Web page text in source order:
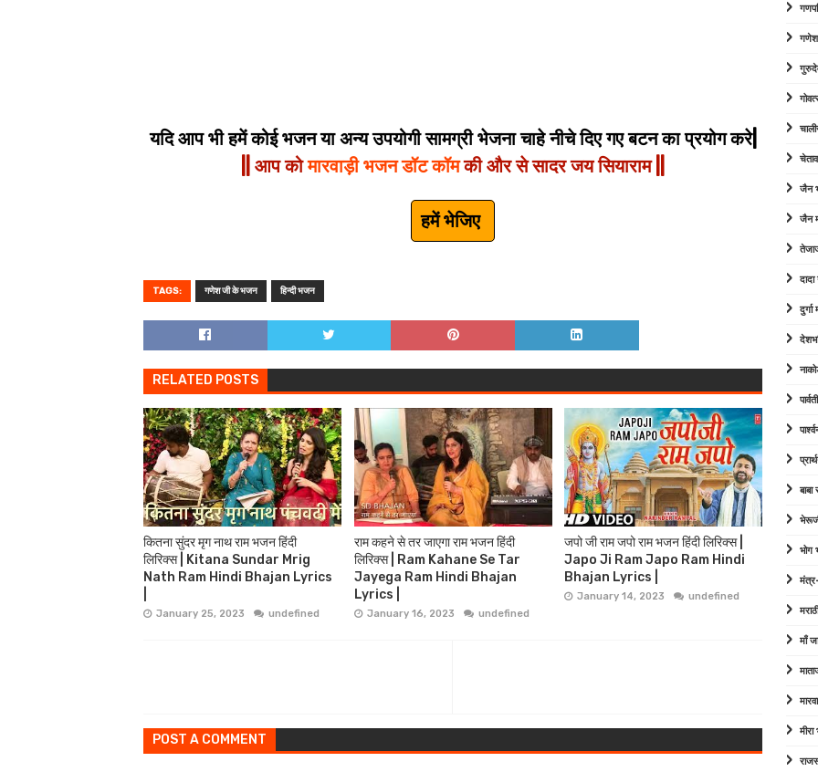
यदि आप भी हमें कोई भजन या अन्य उपयोगी सामग्री भेजना चाहे नीचे दिए गए बटन का प्रयोग करे|
|| आप कोमारवाड़ी भजन डॉट कॉमकी और से सादर जय सियाराम ||
हमें भेजिए
TAGS: गणेश जी के भजन हिन्दी भजन
RELATED POSTS
कितना सुंदर मृग नाथ राम भजन हिंदी
लिरिक्स | Kitana Sundar Mrig
Nath Ram Hindi Bhajan Lyrics
January 25, 2023 undefined
राम कहने से तर जाएगा राम भजन हिंदी
लिरिक्स | Ram Kahane Se Tar
Jayega Ram Hindi Bhajan
Lyrics |
January 16, 2023 undefined
जपो जी राम जपो राम भजन हिंदी लिरिक्स |
Japo Ji Ram Japo Ram Hindi
Bhajan Lyrics |
January 14, 2023 undefined
POST A COMMENT
जैन
जैन
भोग
माँ